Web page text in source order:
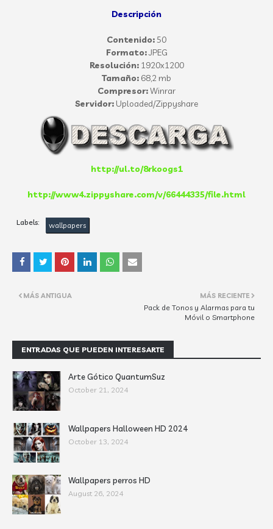
Descripción
Contenido: 50
Formato:JPEG
Resolución:1920x1200
Tamaño: 68,2 mb
Compresor:Winrar
Servidor: Uploaded/Zippyshare
http://ul.to/8rkoogs1
http://www4.zippyshare.com/v/66444335/file.html
Labels: wallpapers
MÁS RECIENTE
Pack de Tonos y Alarmas para tu
Móvil o Smartphone
MÁS ANTIGUA
ENTRADAS QUE PUEDEN INTERESARTE
Arte Gótico QuantumSuz
October 21, 2024
Wallpapers Halloween HD 2024
October 13, 2024
Wallpapers perros HD
August 26, 2024